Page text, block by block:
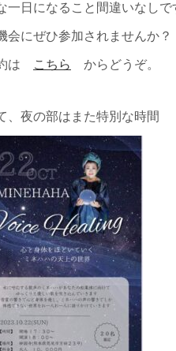
一日になること間違いなしで
会にぜひ参加されませんか？
は こちら からどうぞ。
、夜の部はまた特別な時間